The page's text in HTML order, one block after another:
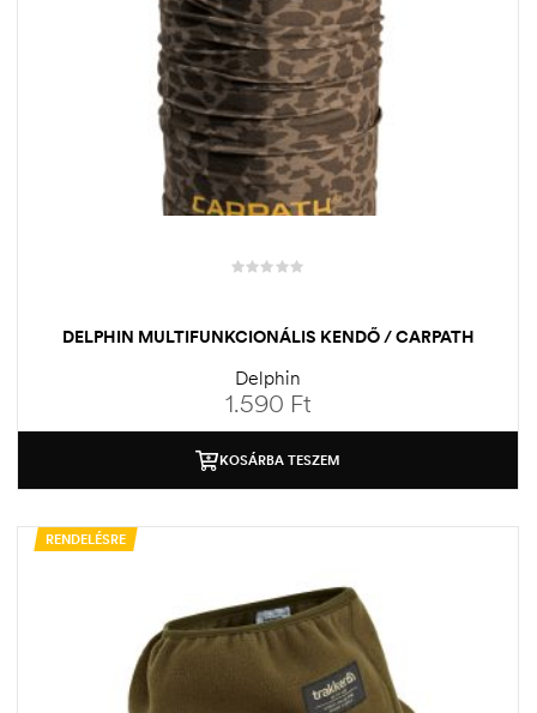
DELPHIN MULTIFUNKCIONÁLIS KENDŐ / CARPATH
Delphin
1.590 Ft
KOSÁRBA TESZEM
RENDELÉSRE